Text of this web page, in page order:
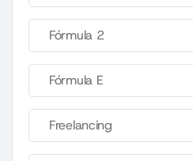
Fórmula 2
Fórmula E
Freelancing